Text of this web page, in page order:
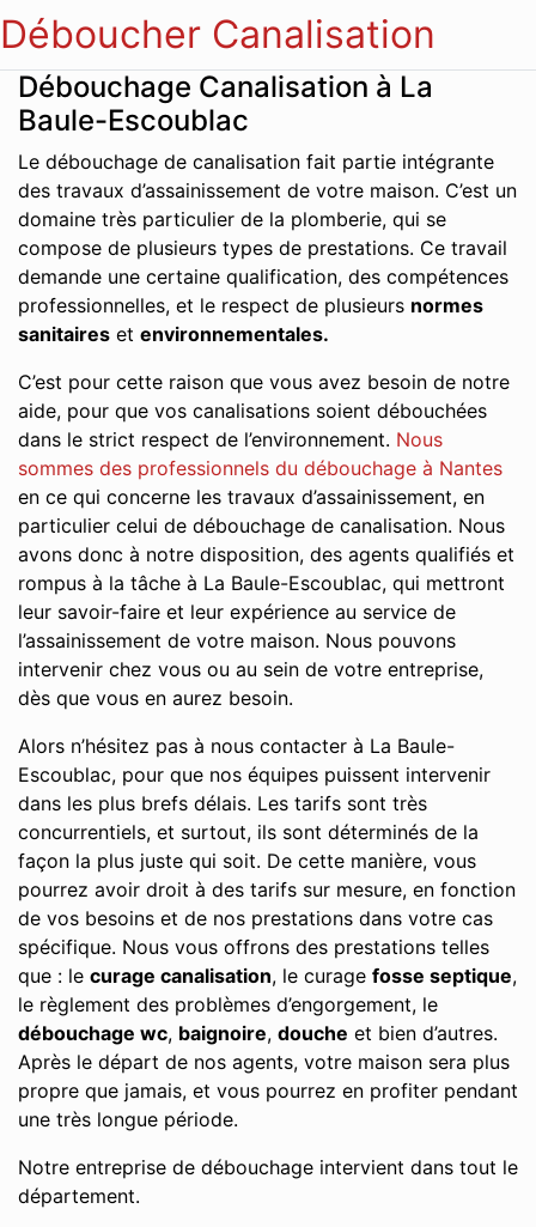
Déboucher Canalisation
Débouchage Canalisation à La
Baule-Escoublac
Le débouchage de canalisation fait partie intégrante
des travaux d’assainissement de votre maison. C’est un
domaine très particulier de la plomberie, qui se
compose de plusieurs types de prestations. Ce travail
demande une certaine qualification, des compétences
professionnelles, et le respect de plusieurs normes
sanitaires et environnementales.
C’est pour cette raison que vous avez besoin de notre
aide, pour que vos canalisations soient débouchées
dans le strict respect de l’environnement. Nous
sommes des professionnels du débouchage à Nantes
en ce qui concerne les travaux d’assainissement, en
particulier celui de débouchage de canalisation. Nous
avons donc à notre disposition, des agents qualifiés et
rompus à la tâche à La Baule-Escoublac, qui mettront
leur savoir-faire et leur expérience au service de
l’assainissement de votre maison. Nous pouvons
intervenir chez vous ou au sein de votre entreprise,
dès que vous en aurez besoin.
Alors n’hésitez pas à nous contacter à La Baule-
Escoublac, pour que nos équipes puissent intervenir
dans les plus brefs délais. Les tarifs sont très
concurrentiels, et surtout, ils sont déterminés de la
façon la plus juste qui soit. De cette manière, vous
pourrez avoir droit à des tarifs sur mesure, en fonction
de vos besoins et de nos prestations dans votre cas
spécifique. Nous vous offrons des prestations telles
que : le curage canalisation, le curage fosse septique,
le règlement des problèmes d’engorgement, le
débouchage wc, baignoire, douche et bien d’autres.
Après le départ de nos agents, votre maison sera plus
propre que jamais, et vous pourrez en profiter pendant
une très longue période.
Notre entreprise de débouchage intervient dans tout le
département.